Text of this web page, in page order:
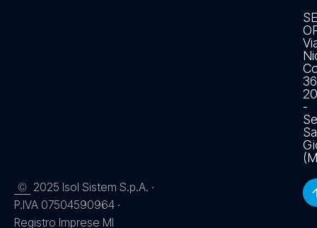
36
-
© 2025 Isol Sistem S.p.A. ·
P.IVA 07504590964 ·
Registro Imprese MI